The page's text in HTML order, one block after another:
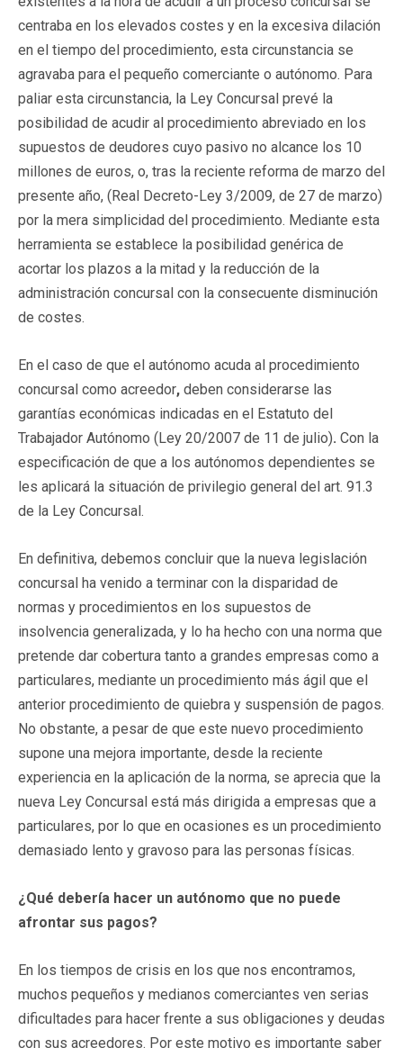
centraba en los elevados costes y en la excesiva dilación
en el tiempo del procedimiento, esta circunstancia se
agravaba para el pequeño comerciante o autónomo. Para
paliar esta circunstancia, la Ley Concursal prevé la
posibilidad de acudir al procedimiento abreviado en los
supuestos de deudores cuyo pasivo no alcance los 10
millones de euros, o, tras la reciente reforma de marzo del
presente año, (Real Decreto-Ley 3/2009, de 27 de marzo)
por la mera simplicidad del procedimiento. Mediante esta
herramienta se establece la posibilidad genérica de
acortar los plazos a la mitad y la reducción de la
administración concursal con la consecuente disminución
de costes.
En el caso de que el autónomo acuda al procedimiento
concursal como acreedor, deben considerarse las
garantías económicas indicadas en el Estatuto del
Trabajador Autónomo (Ley 20/2007 de 11 de julio). Con la
especificación de que a los autónomos dependientes se
les aplicará la situación de privilegio general del art. 91.3
de la Ley Concursal.
En definitiva, debemos concluir que la nueva legislación
concursal ha venido a terminar con la disparidad de
normas y procedimientos en los supuestos de
insolvencia generalizada, y lo ha hecho con una norma que
pretende dar cobertura tanto a grandes empresas como a
particulares, mediante un procedimiento más ágil que el
anterior procedimiento de quiebra y suspensión de pagos.
No obstante, a pesar de que este nuevo procedimiento
supone una mejora importante, desde la reciente
experiencia en la aplicación de la norma, se aprecia que la
nueva Ley Concursal está más dirigida a empresas que a
particulares, por lo que en ocasiones es un procedimiento
demasiado lento y gravoso para las personas físicas.
¿Qué debería hacer un autónomo que no puede
afrontar sus pagos?
En los tiempos de crisis en los que nos encontramos,
muchos pequeños y medianos comerciantes ven serias
dificultades para hacer frente a sus obligaciones y deudas
con sus acreedores. Por este motivo es importante saber